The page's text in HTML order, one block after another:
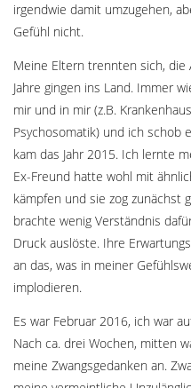
irgendwie damit umzugehen,
Gefühl nicht.
Meine Eltern trennten sich, die
Jahre gingen ins Land. Immer
mir und in mir (z.B.
Psychosomatik) und ich schob
kam das Jahr 2015. Ich lernte
Ex-Freund hatte wohl mit
kämpfen und sie zog zunächst
brachte wenig Verständnis
Druck auslöste. Ihre
an das, was in meiner
implodieren.
Es war Februar 2016, ich war
Nach ca. drei Wochen, mitten
meine Zwangsgedanken an.